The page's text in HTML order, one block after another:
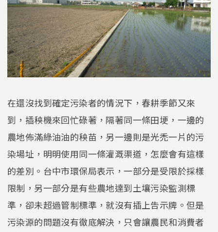
在還沒找到確定污染者的情況下，春耕季節又來
到，插秧機來回忙碌著，隔著同一條田埂，一邊的
農地佈滿綠油油的秧苗，另一邊則是光禿一片的污
染場址，明明使用同一條灌溉渠道，怎麼會有這樣
的差別。台中市環保局表示，一部分是受限於採樣
限制，另一部分是有些農地達到土壤污染監測標
準，卻未超過管制標準，就沒有插上告示牌。但是
污染源的問題沒有徹底解決，只會讓農民和消費者